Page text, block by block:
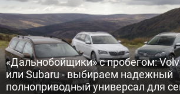
«Дальнобойщики» с пробегом:
или Subaru - выбираем надежный
полноприводный универсал для